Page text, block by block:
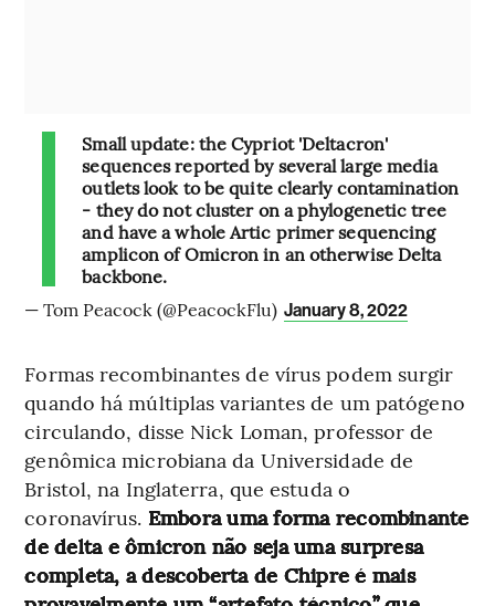
Small update: the Cypriot 'Deltacron'
sequences reported by several large media
outlets look to be quite clearly contamination
- they do not cluster on a phylogenetic tree
and have a whole Artic primer sequencing
amplicon of Omicron in an otherwise Delta
backbone.
— Tom Peacock (@PeacockFlu) January 8, 2022
Formas recombinantes de vírus podem surgir
quando há múltiplas variantes de um patógeno
circulando, disse Nick Loman, professor de
genômica microbiana da Universidade de
Bristol, na Inglaterra, que estuda o
coronavírus. Embora uma forma recombinante
de delta e ômicron não seja uma surpresa
completa, a descoberta de Chipre é mais